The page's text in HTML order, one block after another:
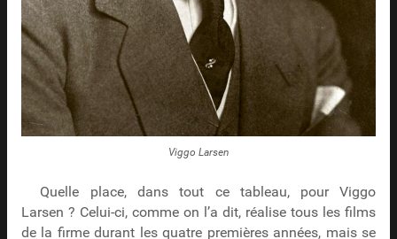
Viggo Larsen
Quelle place, dans tout ce tableau, pour Viggo
Larsen ? Celui-ci, comme on l’a dit, réalise tous les films
de la firme durant les quatre premières années, mais se